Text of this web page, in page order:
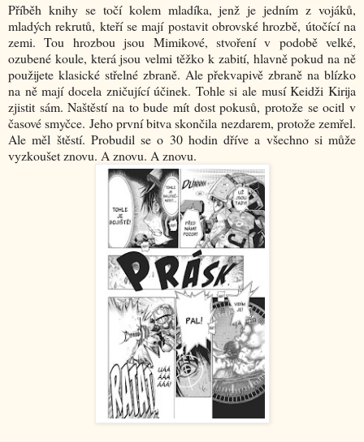
Příběh knihy se točí kolem mladíka, jenž je jedním z vojáků,
mladých rekrutů, kteří se mají postavit obrovské hrozbě, útočící na
zemi. Tou hrozbou jsou Mimikové, stvoření v podobě velké,
ozubené koule, která jsou velmi těžko k zabití, hlavně pokud na ně
použijete klasické střelné zbraně. Ale překvapivě zbraně na blízko
na ně mají docela zničující účinek. Tohle si ale musí Keidži Kirija
zjistit sám. Naštěstí na to bude mít dost pokusů, protože se ocitl v
časové smyčce. Jeho první bitva skončila nezdarem, protože zemřel.
Ale měl štěstí. Probudil se o 30 hodin dříve a všechno si může
vyzkoušet znovu. A znovu. A znovu.